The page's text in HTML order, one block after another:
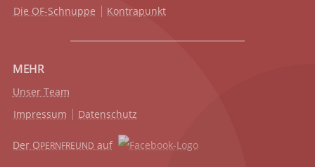
Die OF-Schnuppe
Kontrapunkt
MEHR
Unser Team
Impressum
Datenschutz
Der OPERNFREUND auf